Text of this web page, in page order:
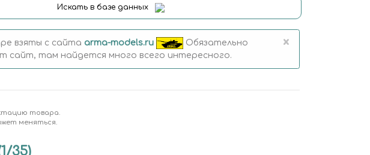
Искать в базе данных
взяты с сайта arma-models.ru
Обязательно
сайт, там найдется много всего интересного.
×
товара.
меняться.
35)